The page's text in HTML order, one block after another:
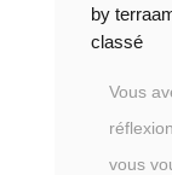
by
classé
Vous
vous